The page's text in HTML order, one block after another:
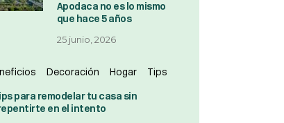
Apodaca no es lo mismo
que hace 5 años
25 junio, 2026
Decoración Hogar Tips
para remodelar tu casa sin
en el intento